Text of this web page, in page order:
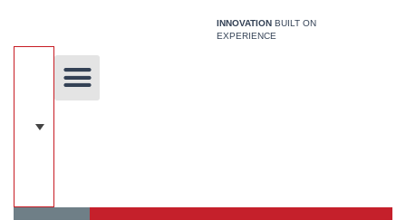
INNOVATION BUILT ON
EXPERIENCE